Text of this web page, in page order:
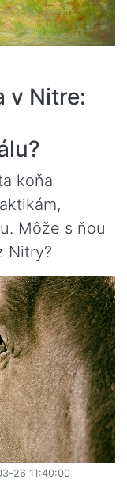
v Nitre:
koňa
Môže s ňou
Nitry?
26 11:40:00